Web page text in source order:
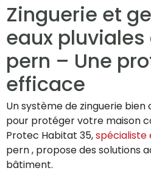
Zinguerie et
eaux
pern – Une
efficace
Un système de zinguerie
pour protéger votre maison
Protec Habitat 35,spécialiste
pern , propose des solutions
bâtiment.